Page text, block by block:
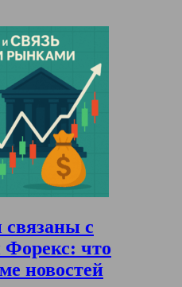
с
что
новостей